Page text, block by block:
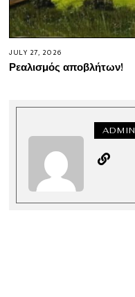
JULY 27, 2026
Ρεαλισμός αποβλήτων!
ADMIN